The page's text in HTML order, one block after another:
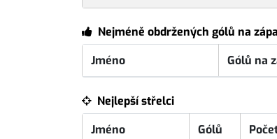
Nejméně obdržených gólů na
Jméno
Gólů na
Nejlepší střelci
Jméno
Gólů